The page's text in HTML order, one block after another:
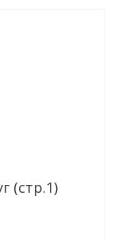
(стр.1)